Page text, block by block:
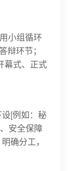
小组循环
辩环节；
幕式、正式
[例如：秘
安全保障
确分工，